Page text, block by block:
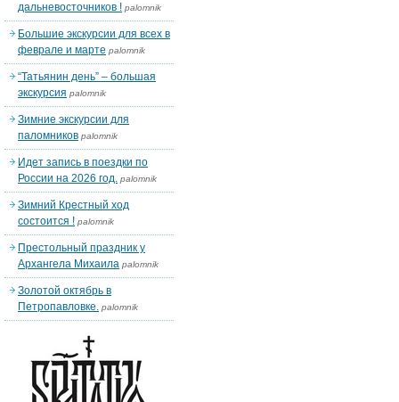
дальневосточников ! palomnik
Большие экскурсии для всех в
феврале и марте palomnik
“Татьянин день” – большая
экскурсия palomnik
Зимние экскурсии для
паломников palomnik
Идет запись в поездки по
России на 2026 год. palomnik
Зимний Крестный ход
состоится ! palomnik
Престольный праздник у
Архангела Михаила palomnik
Золотой октябрь в
Петропавловке. palomnik